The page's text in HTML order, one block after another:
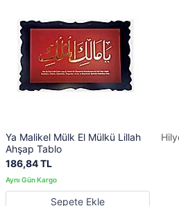
Ya Malikel Mülk El Mülkü Lillah
Ahşap Tablo
186,84 TL
Sepete Ekle